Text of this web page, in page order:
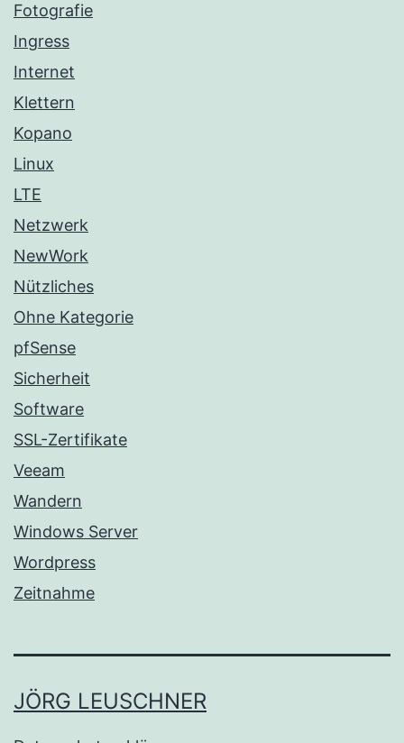
Fotografie
Ingress
Internet
Klettern
Kopano
Linux
LTE
Netzwerk
NewWork
Nützliches
Ohne Kategorie
pfSense
Sicherheit
Software
SSL-Zertifikate
Veeam
Wandern
Windows Server
Wordpress
Zeitnahme
JÖRG LEUSCHNER